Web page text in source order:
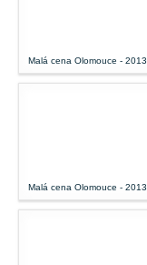
Malá cena Olomouce - 2013
Malá cena Olomouce - 2013